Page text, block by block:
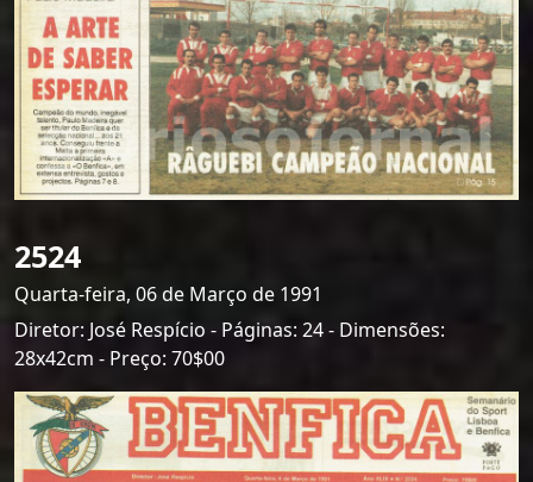
2524
Quarta-feira, 06 de Março de 1991
Diretor: José Respício - Páginas: 24 - Dimensões:
28x42cm - Preço: 70$00